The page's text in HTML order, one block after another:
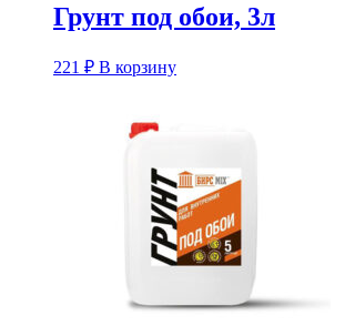
Грунт под обои, 3л
221 ₽ В корзину